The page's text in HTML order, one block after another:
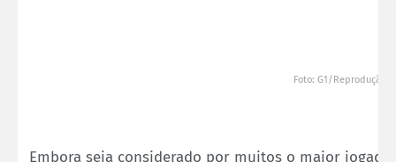
Foto: G1/Reprodução
Embora seja considerado por muitos o maior